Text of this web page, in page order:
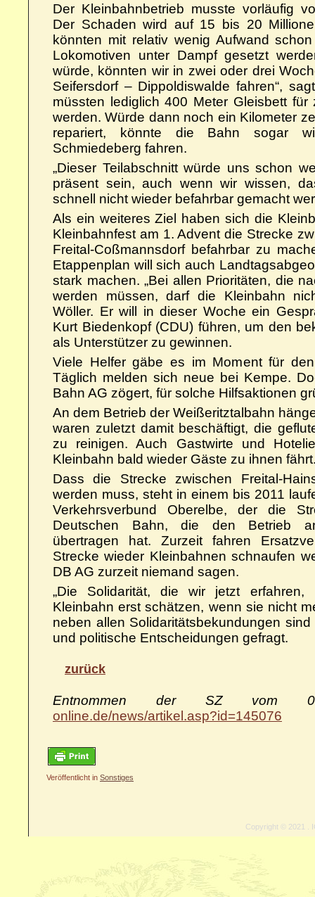
Der Kleinbahnbetrieb musste vorläufig
Der Schaden wird auf 15 bis 20
könnten mit relativ wenig Aufwand
Lokomotiven unter Dampf gesetzt
würde, könnten wir in zwei oder drei
Seifersdorf – Dippoldiswalde fahren“,
müssten lediglich 400 Meter Gleisbett
werden. Würde dann noch ein Kilometer
repariert, könnte die Bahn sogar
Schmiedeberg fahren.
„Dieser Teilabschnitt würde uns schon
präsent sein, auch wenn wir wissen,
schnell nicht wieder befahrbar gemacht
Als ein weiteres Ziel haben sich die
Kleinbahnfest am 1. Advent die Strecke
Freital-Coßmannsdorf befahrbar zu
Etappenplan will sich auch
stark machen. „Bei allen Prioritäten, die
werden müssen, darf die Kleinbahn
Wöller. Er will in dieser Woche ein
Kurt Biedenkopf (CDU) führen, um den
als Unterstützer zu gewinnen.
Viele Helfer gäbe es im Moment für
Täglich melden sich neue bei Kempe.
Bahn AG zögert, für solche Hilfsaktionen
An dem Betrieb der Weißeritztalbahn
waren zuletzt damit beschäftigt, die
zu reinigen. Auch Gastwirte und
Kleinbahn bald wieder Gäste zu ihnen
Dass die Strecke zwischen Freital-
werden muss, steht in einem bis 2011
Verkehrsverbund Oberelbe, der die
Deutschen Bahn, die den Betrieb
übertragen hat. Zurzeit fahren
Strecke wieder Kleinbahnen schnaufen
DB AG zurzeit niemand sagen.
„Die Solidarität, die wir jetzt
Kleinbahn erst schätzen, wenn sie nicht
neben allen Solidaritätsbekundungen
und politische Entscheidungen gefragt.
zurück
Entnommen der SZ vom
online.de/news/artikel.asp?id=145076
Veröffentlicht in Sonstiges
Copyright © 2021 .